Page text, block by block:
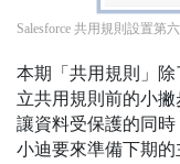
Salesforce 共用規則設置第
本期「共用規則」
立共用規則前的小
讓資料受保護的同時
小迪要來準備下期